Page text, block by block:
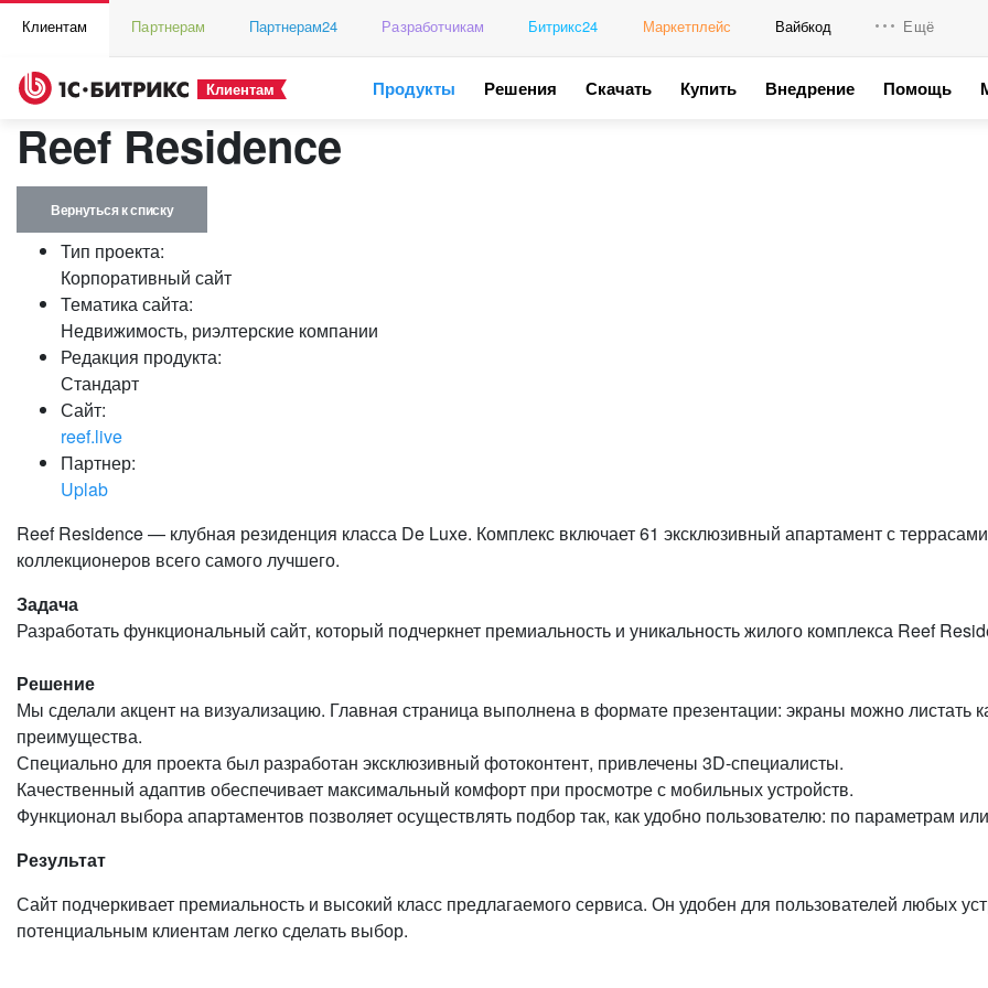
Клиентам Партнерам Партнерам24 Разработчикам Битрикс24 Маркетплейс Вайбкод Ещё
Клиентам Продукты Решения Скачать Купить Внедрение Помощь
Reef Residence
Вернуться к списку
Тип проекта:
Корпоративный сайт
Тематика сайта:
Недвижимость, риэлтерские компании
Редакция продукта:
Стандарт
Сайт:
reef.live
Партнер:
Uplab
Reef Residence — клубная резиденция класса De Luxe. Комплекс включает 61 эксклюзивный апартамент с
коллекционеров всего самого лучшего.
Задача
Разработать функциональный сайт, который подчеркнет премиальность и уникальность жилого комплекса Reef
Решение
Мы сделали акцент на визуализацию. Главная страница выполнена в формате презентации: экраны можно листать
преимущества.
Специально для проекта был разработан эксклюзивный фотоконтент, привлечены 3D-специалисты.
Качественный адаптив обеспечивает максимальный комфорт при просмотре с мобильных устройств.
Функционал выбора апартаментов позволяет осуществлять подбор так, как удобно пользователю: по параметрам
Результат
Сайт подчеркивает премиальность и высокий класс предлагаемого сервиса. Он удобен для пользователей любых
потенциальным клиентам легко сделать выбор.